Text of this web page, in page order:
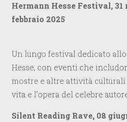
Hermann Hesse Festival, 31
febbraio
Un lungo festival dedicato
Hesse, con eventi che
mostre e altre attività
vita e l’opera del celebre
Silent Reading Rave, 08